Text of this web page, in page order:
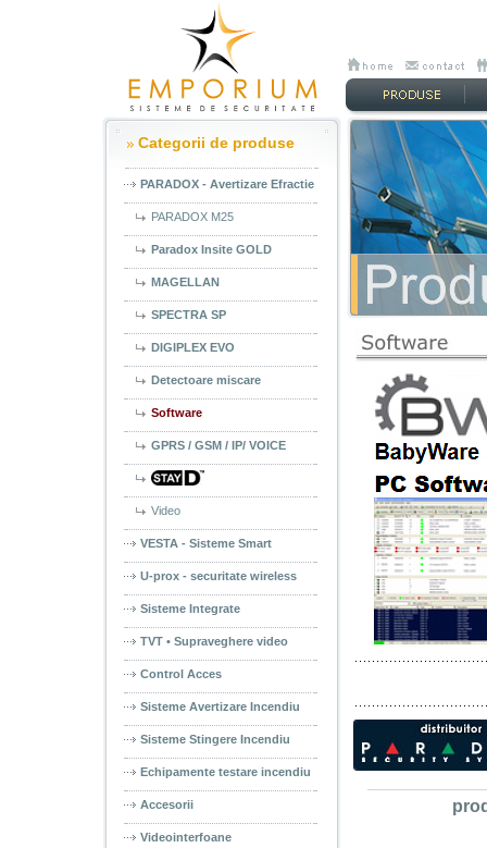
Categorii de produse
PARADOX - Avertizare Efractie
PARADOX M25
Paradox Insite GOLD
MAGELLAN
SPECTRA SP
DIGIPLEX EVO
Detectoare miscare
Software
GPRS / GSM / IP/ VOICE
Video
VESTA - Sisteme Smart
U-prox - securitate wireless
Sisteme Integrate
TVT • Supraveghere video
Control Acces
Sisteme Avertizare Incendiu
Sisteme Stingere Incendiu
Echipamente testare incendiu
Accesorii
Videointerfoane